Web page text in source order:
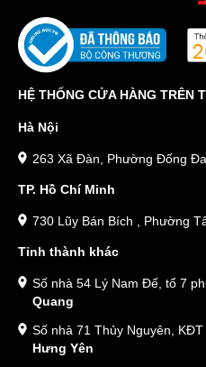
HỆ THỐNG CỬA HÀNG TRÊN
Hà Nội
263 Xã Đàn, Phường Đống
TP. Hồ Chí Minh
730 Lũy Bán Bích , Phường
Tỉnh thành khác
Số nhà 54 Lý Nam Đế, tổ 7
Quang
Số nhà 71 Thủy Nguyên,
Hưng Yên